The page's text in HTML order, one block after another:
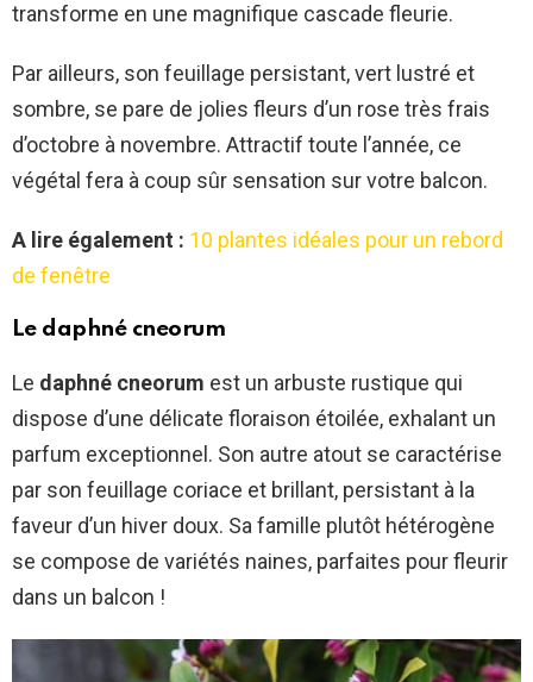
transforme en une magnifique cascade fleurie.
Par ailleurs, son feuillage persistant, vert lustré et
sombre, se pare de jolies fleurs d’un rose très frais
d’octobre à novembre. Attractif toute l’année, ce
végétal fera à coup sûr sensation sur votre balcon.
A lire également : 10 plantes idéales pour un rebord
de fenêtre
Le daphné cneorum
Le daphné cneorum est un arbuste rustique qui
dispose d’une délicate floraison étoilée, exhalant un
parfum exceptionnel. Son autre atout se caractérise
par son feuillage coriace et brillant, persistant à la
faveur d’un hiver doux. Sa famille plutôt hétérogène
se compose de variétés naines, parfaites pour fleurir
dans un balcon !